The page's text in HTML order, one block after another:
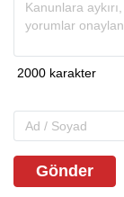
Gönder